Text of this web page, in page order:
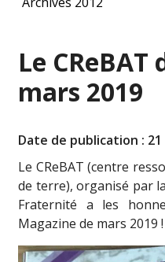
Le CReBAT
mars 2019
Date de publication : 21
Le CReBAT (centre
de terre), organisé par
Fraternité a les
Magazine de mars 2019 !